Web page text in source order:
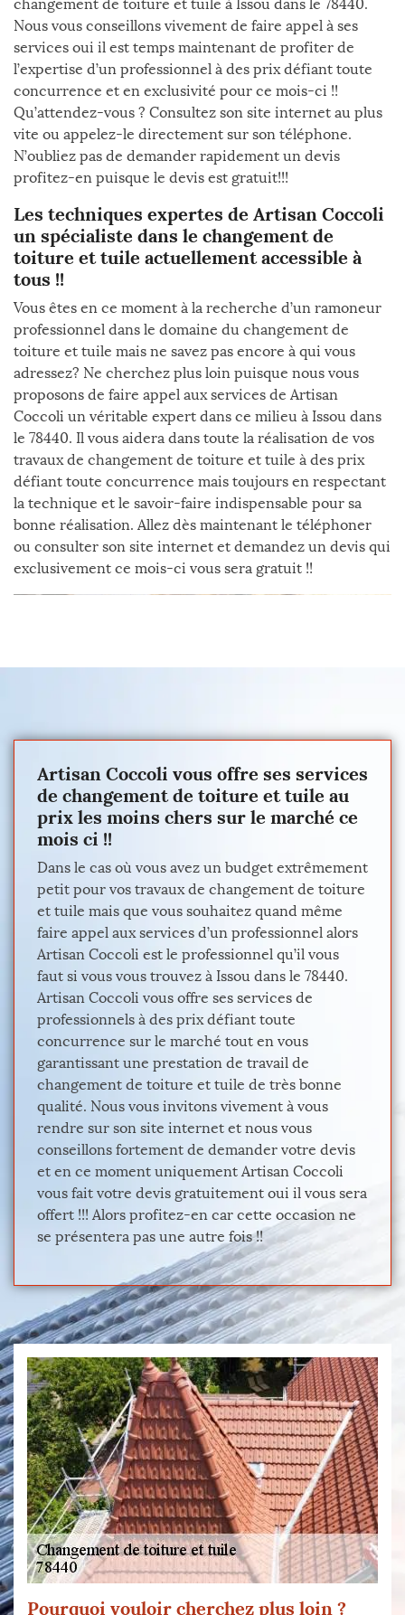
changement de toiture et tuile à Issou dans le 78440.
Nous vous conseillons vivement de faire appel à ses
services oui il est temps maintenant de profiter de
l’expertise d’un professionnel à des prix défiant toute
concurrence et en exclusivité pour ce mois-ci !!
Qu’attendez-vous ? Consultez son site internet au plus
vite ou appelez-le directement sur son téléphone.
N’oubliez pas de demander rapidement un devis
profitez-en puisque le devis est gratuit!!!
Les techniques expertes de Artisan Coccoli
un spécialiste dans le changement de
toiture et tuile actuellement accessible à
tous !!
Vous êtes en ce moment à la recherche d’un ramoneur
professionnel dans le domaine du changement de
toiture et tuile mais ne savez pas encore à qui vous
adressez? Ne cherchez plus loin puisque nous vous
proposons de faire appel aux services de Artisan
Coccoli un véritable expert dans ce milieu à Issou dans
le 78440. Il vous aidera dans toute la réalisation de vos
travaux de changement de toiture et tuile à des prix
défiant toute concurrence mais toujours en respectant
la technique et le savoir-faire indispensable pour sa
bonne réalisation. Allez dès maintenant le téléphoner
ou consulter son site internet et demandez un devis qui
exclusivement ce mois-ci vous sera gratuit !!
Artisan Coccoli vous offre ses services
de changement de toiture et tuile au
prix les moins chers sur le marché ce
mois ci !!
Dans le cas où vous avez un budget extrêmement
petit pour vos travaux de changement de toiture
et tuile mais que vous souhaitez quand même
faire appel aux services d’un professionnel alors
Artisan Coccoli est le professionnel qu’il vous
faut si vous vous trouvez à Issou dans le 78440.
Artisan Coccoli vous offre ses services de
professionnels à des prix défiant toute
concurrence sur le marché tout en vous
garantissant une prestation de travail de
changement de toiture et tuile de très bonne
qualité. Nous vous invitons vivement à vous
rendre sur son site internet et nous vous
conseillons fortement de demander votre devis
et en ce moment uniquement Artisan Coccoli
vous fait votre devis gratuitement oui il vous sera
offert !!! Alors profitez-en car cette occasion ne
se présentera pas une autre fois !!
Pourquoi vouloir cherchez plus loin ?